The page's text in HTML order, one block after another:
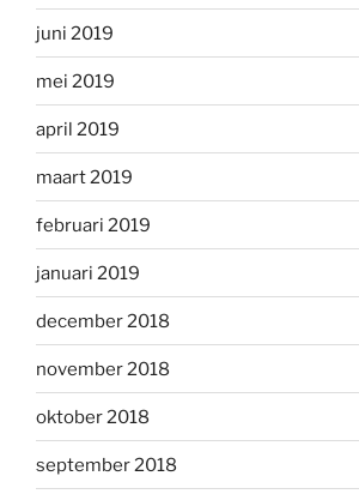
juni 2019
mei 2019
april 2019
maart 2019
februari 2019
januari 2019
december 2018
november 2018
oktober 2018
september 2018